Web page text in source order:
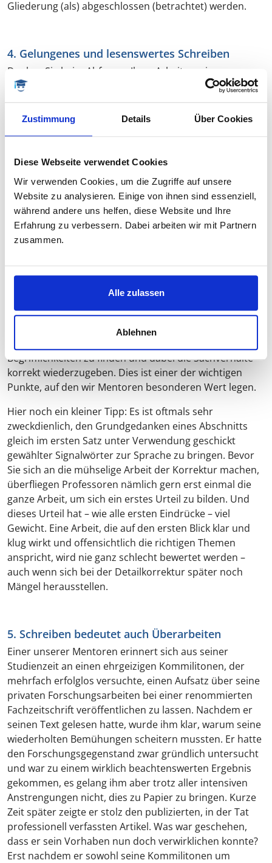
Zustimmung Details Über Cookies
Diese Webseite verwendet Cookies
Wir verwenden Cookies, um die Zugriffe auf unsere
Website zu analysieren. Einige von ihnen sind essenziell,
während andere uns helfen, diese Website und Ihre
Erfahrung zu verbessern. Dabei arbeiten wir mit Partnern
zusammen.
Alle zulassen
Ablehnen
Gliederung (als) abgeschlossen (betrachtet) werden.
4. Gelungenes und lesenswertes Schreiben
Denken Sie beim Abfassen Ihrer Arbeit an einen
wissenschaftlich interessierten Leser, der klar und
umfassend informiert werden will. Versuchen Sie, dem
so gut wie möglich gerecht zu werden. Klar und
Vielmehr ist es entscheidend – von Beginn an –, den
mehr aus den Augen zu verlieren. Will man trotzdem
mehrere Nebenaspekte unbedingt anführen, weil sie
einem als wichtig erscheinen, dann sind diese häufig in
Fußnoten besser aufgehoben als im Haupttext.
fachliche Vokabular richtig zu dosieren. Eine
Leser „lästig“ und anstrengend, vorausgesetzt, Ihr
Professor hat nicht eine ausdrückliche Vorliebe für
übertriebenes „Fachchinesisch“. Es ist nicht immer ganz
Begrifflichkeiten zu finden und dabei die Sachverhalte
korrekt wiederzugeben. Dies ist einer der wichtigen
Punkte, auf den wir Mentoren besonderen Wert legen.
Hier noch ein kleiner Tipp: Es ist oftmals sehr
zweckdienlich, den Grundgedanken eines Abschnitts
gleich im ersten Satz unter Verwendung geschickt
gewählter Signalwörter zur Sprache zu bringen. Bevor
Sie sich an die mühselige Arbeit der Korrektur machen,
überfliegen Professoren nämlich gern erst einmal die
ganze Arbeit, um sich ein erstes Urteil zu bilden. Und
dieses Urteil hat – wie alle ersten Eindrücke – viel
Gewicht. Eine Arbeit, die auf den ersten Blick klar und
klug wirkt und offensichtlich die richtigen Themen
anspricht, wird nie ganz schlecht bewertet werden –
auch wenn sich bei der Detailkorrektur später noch
Mängel herausstellen.
5. Schreiben bedeutet auch Überarbeiten
Einer unserer Mentoren erinnert sich aus seiner
Studienzeit an einen ehrgeizigen Kommilitonen, der
mehrfach erfolglos versuchte, einen Aufsatz über seine
privaten Forschungsarbeiten bei einer renommierten
Fachzeitschrift veröffentlichen zu lassen. Nachdem er
seinen Text gelesen hatte, wurde ihm klar, warum seine
wiederholten Bemühungen scheitern mussten. Er hatte
den Forschungsgegenstand zwar gründlich untersucht
und war zu einem wirklich beachtenswerten Ergebnis
gekommen, es gelang ihm aber trotz aller intensiven
Anstrengungen nicht, dies zu Papier zu bringen. Kurze
Zeit später zeigte er stolz den publizierten, in der Tat
professionell verfassten Artikel. Was war geschehen,
dass er sein Vorhaben nun doch verwirklichen konnte?
Erst nachdem er sowohl seine Kommilitonen um